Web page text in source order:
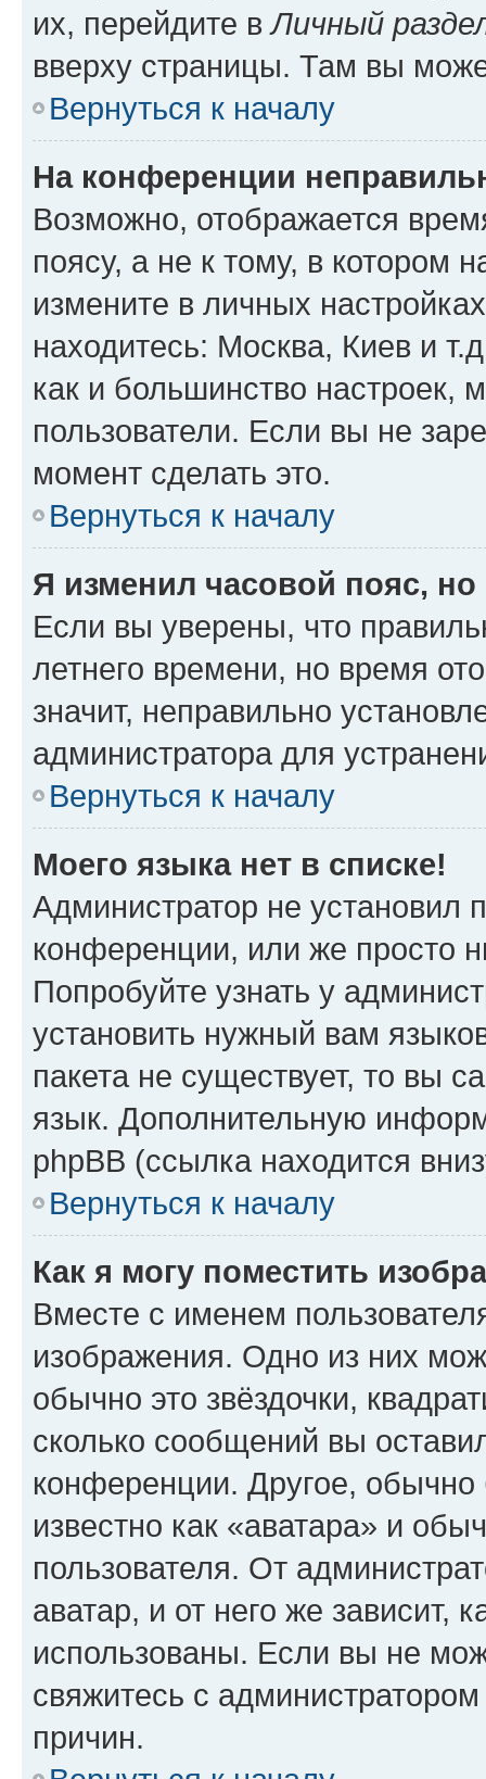
их, перейдите вЛичный
вверху страницы. Там вы
Вернуться к началу
На конференции
Возможно, отображается
поясу, а не к тому, в котором
измените в личных
находитесь: Москва, Киев и
как и большинство настроек,
пользователи. Если вы не
момент сделать это.
Вернуться к началу
Я изменил часовой пояс,
Если вы уверены, что
летнего времени, но время
значит, неправильно
администратора для
Вернуться к началу
Моего языка нет в списке!
Администратор не установил
конференции, или же просто
Попробуйте узнать у
установить нужный вам
пакета не существует, то вы
язык. Дополнительную
phpBB (ссылка находится
Вернуться к началу
Как я могу поместить
Вместе с именем
изображения. Одно из них
обычно это звёздочки,
сколько сообщений вы
конференции. Другое,
известно как «аватара» и
пользователя. От
аватар, и от него же зависит,
использованы. Если вы не
свяжитесь с
причин.